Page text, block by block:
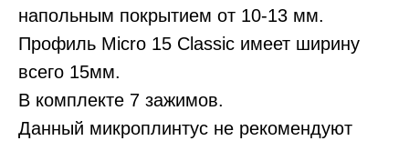
напольным покрытием от 10-13 мм.
Профиль Micro 15 Classic имеет ширину
всего 15мм.
В комплекте 7 зажимов.
Данный микроплинтус не рекомендуют